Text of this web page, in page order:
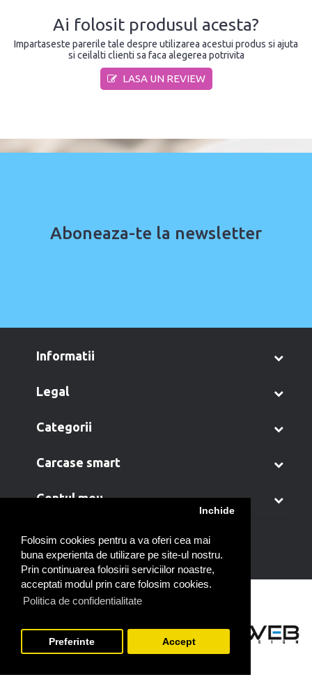
Folosim cookies pentru a va oferi cea mai
buna experienta de utilizare pe site-ul nostru.
Prin continuarea folosirii serviciilor noastre,
acceptati modul prin care folosim cookies.
Politica de confidentialitate
Inchide
Preferinte Accept
Ai folosit produsul acesta?
Impartaseste parerile tale despre utilizarea acestui produs si ajuta
si ceilalti clienti sa faca alegerea potrivita
LASA UN REVIEW
Aboneaza-te la newsletter
informatii
legal
categorii
carcase smart
contul meu